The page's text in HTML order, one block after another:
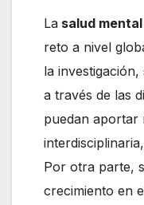
La salud mental
reto a nivel
la
a través de las
puedan aportar
Por otra parte,
crecimiento en